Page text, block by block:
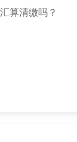
算清缴吗？